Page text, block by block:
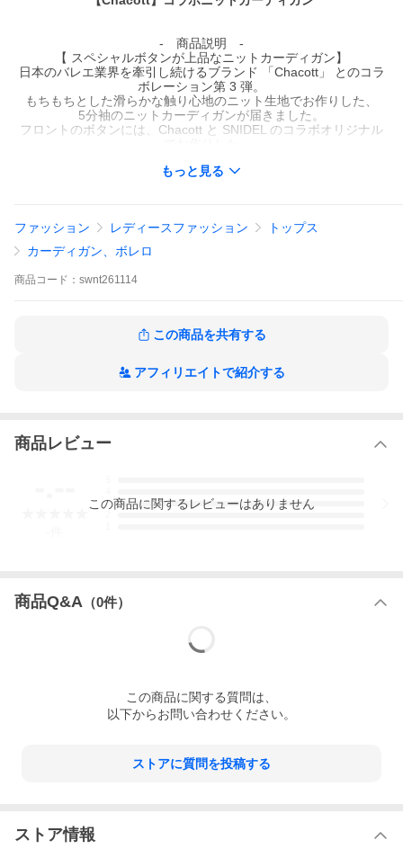
- 商品説明 -
【 スペシャルボタンが上品なニットカーディガン】
日本のバレエ業界を牽引し続けるブランド 「Chacott」 とのコラ
ボレーション第 3 弾。
もちもちとした滑らかな触り心地のニット生地でお作りした、
5分袖のニットカーディガンが届きました。
フロントのボタンには、Chacott と SNIDEL のコラボオリジナル
胸元には２ブランド名を取り入れた上品なエンブレム刺繍をプラ
様々なアイテムに合わせやすいコンパクトなシルエットで、
今季らしいバランスを叶えます。
ボタンを全て閉めたプルオーバーとしての着用もおすすめ。
肩はギャザーを入れたパフスリーブでクラシカルに品良く仕上げ
【Fabric】
ブラックとホワイトのボーダー（ロゴ刺繍はホワイト）、
伸縮性があり、もちもちと柔らかなレーヨンポリエステル混ニッ
BORDER【ボーダー】
NVY【ネイビー】
もっと見る
ファッション レディースファッション
トップス
カーディガン、ボレロ
商品 コード： swnt261114
この商品を共有する
アフィリエイトで紹介する
商品レビュー
3
この商品に関するレビューはありません
商品Q&A （0件）
この商品に関する質問は、
以下からお問い合わせください。
ストアに質問を投稿する
ストア情報